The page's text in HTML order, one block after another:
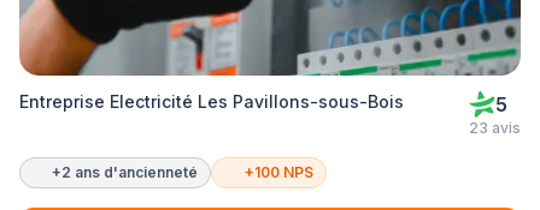
Entreprise Electricité Les Pavillons-sous-Bois 5
23 avis
+2 ans d'ancienneté +100 NPS